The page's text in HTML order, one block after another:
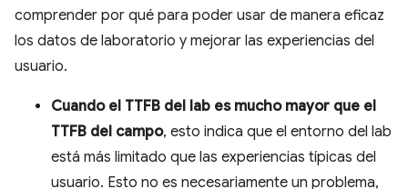
comprender por qué para poder usar de manera eficaz
los datos de laboratorio y mejorar las experiencias del
usuario.
Cuando el TTFB del lab es mucho mayor que el
TTFB del campo, esto indica que el entorno del lab
está más limitado que las experiencias típicas del
usuario. Esto no es necesariamente un problema,